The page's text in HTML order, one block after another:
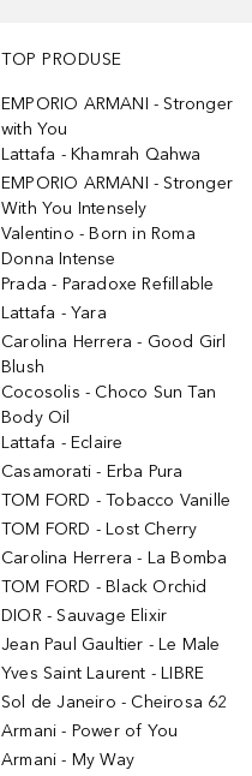
TOP PRODUSE
EMPORIO ARMANI - Stronger
with You
Lattafa - Khamrah Qahwa
EMPORIO ARMANI - Stronger
With You Intensely
Valentino - Born in Roma
Donna Intense
Prada - Paradoxe Refillable
Lattafa - Yara
Carolina Herrera - Good Girl
Blush
Cocosolis - Choco Sun Tan
Body Oil
Lattafa - Eclaire
Casamorati - Erba Pura
TOM FORD - Tobacco Vanille
TOM FORD - Lost Cherry
Carolina Herrera - La Bomba
TOM FORD - Black Orchid
DIOR - Sauvage Elixir
Jean Paul Gaultier - Le Male
Yves Saint Laurent - LIBRE
Sol de Janeiro - Cheirosa 62
Armani - Power of You
Armani - My Way